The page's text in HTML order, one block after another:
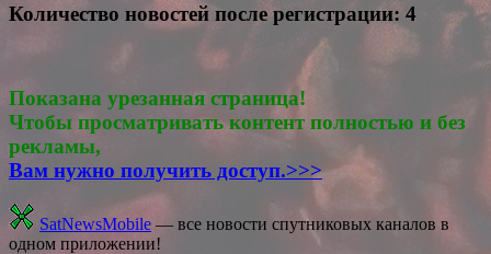
Количество новостей после регистрации: 4
Показана урезанная страница!
Чтобы просматривать контент полностью и без
рекламы,
Вам нужно получить доступ.>>>
SatNewsMobile — все новости спутниковых каналов в
одном приложении!